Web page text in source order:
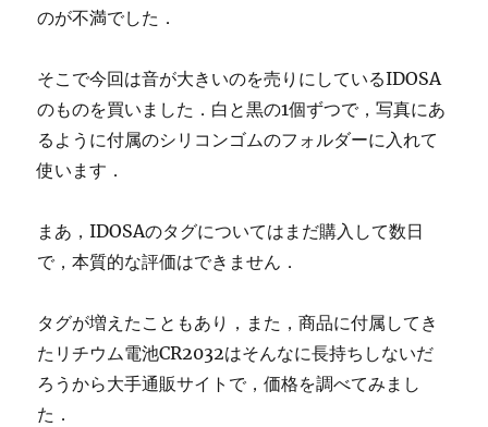
のが不満でした．
そこで今回は音が大きいのを売りにしているIDOSA
のものを買いました．白と黒の1個ずつで，写真にあ
るように付属のシリコンゴムのフォルダーに入れて
使います．
まあ，IDOSAのタグについてはまだ購入して数日
で，本質的な評価はできません．
タグが増えたこともあり，また，商品に付属してき
たリチウム電池CR2032はそんなに長持ちしないだ
ろうから大手通販サイトで，価格を調べてみまし
た．